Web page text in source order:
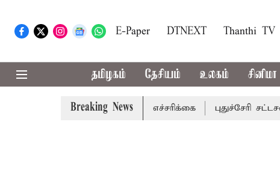
E-Paper DTNEXT Thanthi TV
தமிழகம் தேசியம் உலகம் சினிமா
Breaking News
கன மழை எச்சரிக்கை புதுச்சேரி